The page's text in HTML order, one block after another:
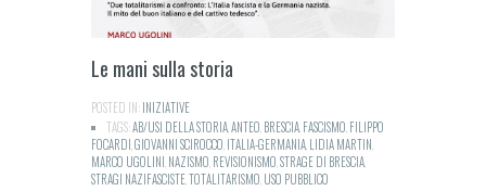
Le mani sulla storia
POSTED IN:INIZIATIVE
TAGS:AB/USI DELLA STORIAANTEO BRESCIA FASCISMO FILIPPO
FOCARDI GIOVANNI SCIROCCO ITALIA-GERMANIA LIDIA MARTIN
MARCO UGOLINI NAZISMO REVISIONISMO STRAGE DI BRESCIA
STRAGI NAZIFASCISTETOTALITARISMO USO PUBBLICO